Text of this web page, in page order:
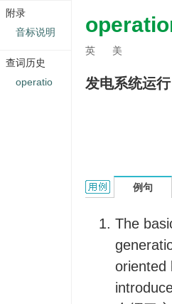
英 美
发电系统运行
operation of
例句
The
oriented
附录
音标说明
查词历史
operatio